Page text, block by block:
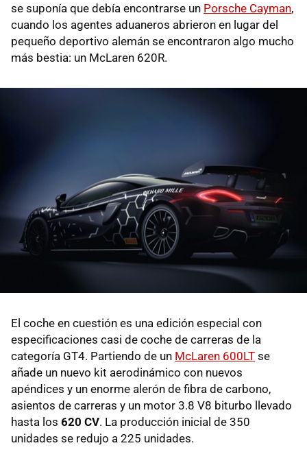
se suponía que debía encontrarse un Porsche Cayman,
cuando los agentes aduaneros abrieron en lugar del
pequeño deportivo alemán se encontraron algo mucho
más bestia: un McLaren 620R.
El coche en cuestión es una edición especial con
especificaciones casi de coche de carreras de la
categoría GT4. Partiendo de un McLaren 600LT se
añade un nuevo kit aerodinámico con nuevos
apéndices y un enorme alerón de fibra de carbono,
asientos de carreras y un motor 3.8 V8 biturbo llevado
hasta los 620 CV. La producción inicial de 350
unidades se redujo a 225 unidades.